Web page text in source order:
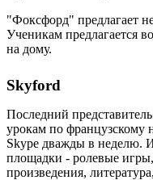
"Фоксфорд" предлагает
Ученикам предлагается
на дому.
Skyford
Последний
урокам по французскому
Skype дважды в неделю.
площадки - ролевые
произведения,